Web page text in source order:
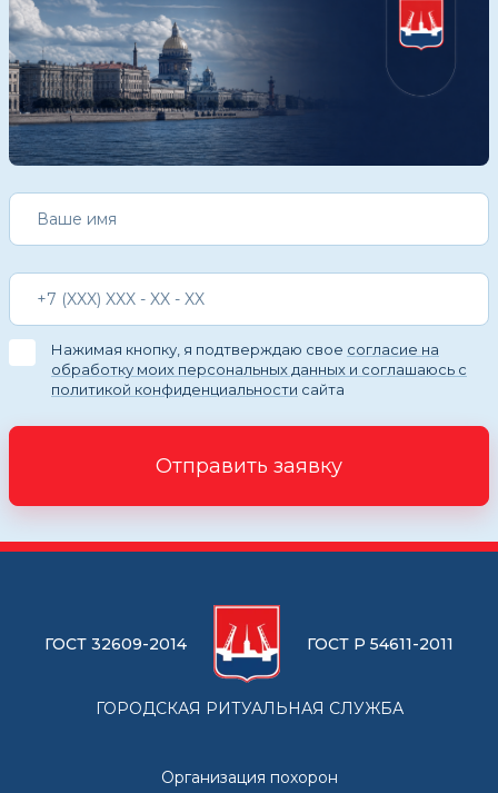
Нажимая кнопку, я подтверждаю свое согласие на
обработку моих персональных данных и соглашаюсь с
политикой конфиденциальности сайта
Отправить заявку
ГОСТ 32609-2014 ГОСТ Р 54611-2011
ГОРОДСКАЯ РИТУАЛЬНАЯ СЛУЖБА
Организация похорон